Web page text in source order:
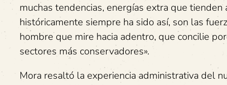
muchas tendencias, energías extra que
históricamente siempre ha sido así, son las
hombre que mire hacia adentro, que concilie
sectores más conservadores».
Mora resaltó la experiencia administrativa del